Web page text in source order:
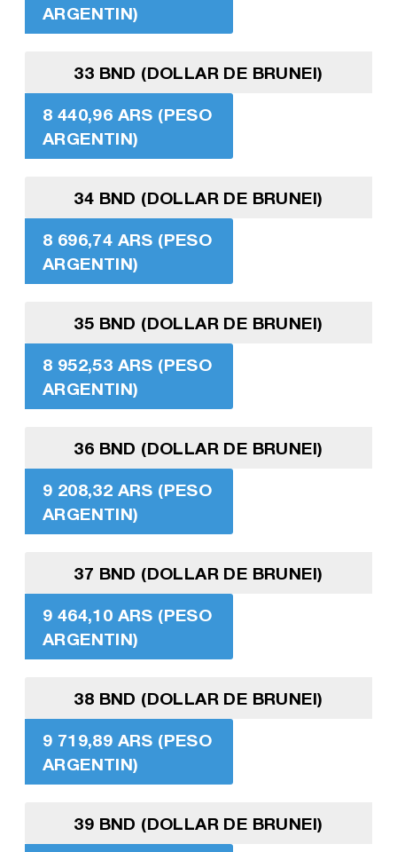
ARGENTIN)
33 BND (DOLLAR DE BRUNEI)
8 440,96 ARS (PESO
ARGENTIN)
34 BND (DOLLAR DE BRUNEI)
8 696,74 ARS (PESO
ARGENTIN)
35 BND (DOLLAR DE BRUNEI)
8 952,53 ARS (PESO
ARGENTIN)
36 BND (DOLLAR DE BRUNEI)
9 208,32 ARS (PESO
ARGENTIN)
37 BND (DOLLAR DE BRUNEI)
9 464,10 ARS (PESO
ARGENTIN)
38 BND (DOLLAR DE BRUNEI)
9 719,89 ARS (PESO
ARGENTIN)
39 BND (DOLLAR DE BRUNEI)